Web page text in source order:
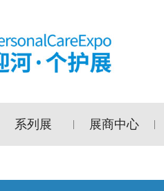
系列展 展商中心